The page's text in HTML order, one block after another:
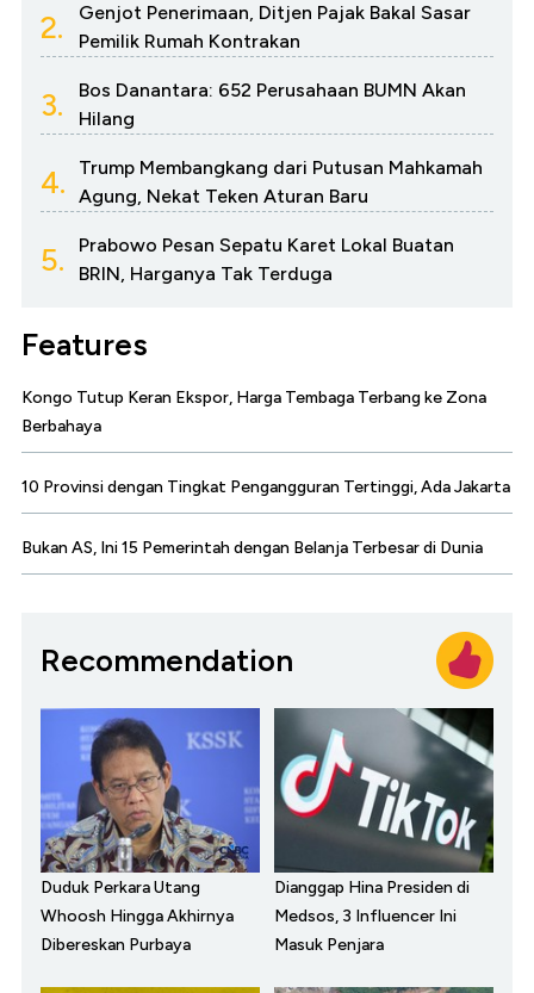
2.
Genjot Penerimaan, Ditjen Pajak Bakal Sasar
Pemilik Rumah Kontrakan
3.
Bos Danantara: 652 Perusahaan BUMN Akan
Hilang
4.
Trump Membangkang dari Putusan Mahkamah
Agung, Nekat Teken Aturan Baru
5.
Prabowo Pesan Sepatu Karet Lokal Buatan
BRIN, Harganya Tak Terduga
Features
Kongo Tutup Keran Ekspor, Harga Tembaga Terbang ke Zona
Berbahaya
10 Provinsi dengan Tingkat Pengangguran Tertinggi, Ada Jakarta
Bukan AS, Ini 15 Pemerintah dengan Belanja Terbesar di Dunia
Recommendation
Duduk Perkara Utang
Whoosh Hingga Akhirnya
Dibereskan Purbaya
Dianggap Hina Presiden di
Medsos, 3 Influencer Ini
Masuk Penjara